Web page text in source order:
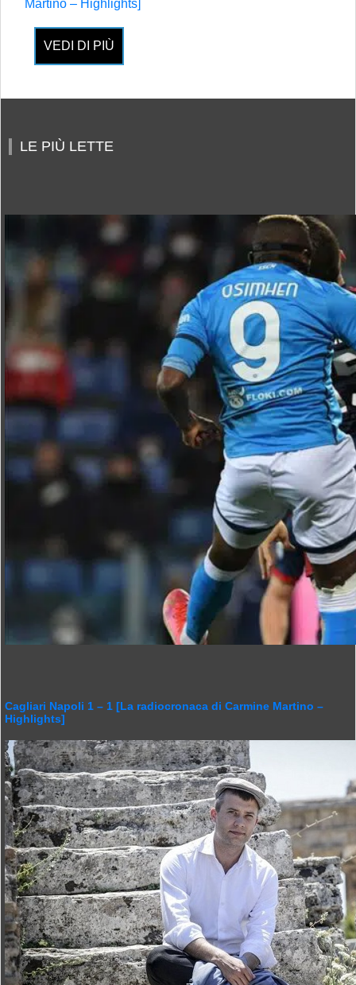
Martino – Highlights]
VEDI DI PIÙ
LE PIÙ LETTE
Cagliari Napoli 1 – 1 [La radiocronaca di Carmine Martino –
Highlights]